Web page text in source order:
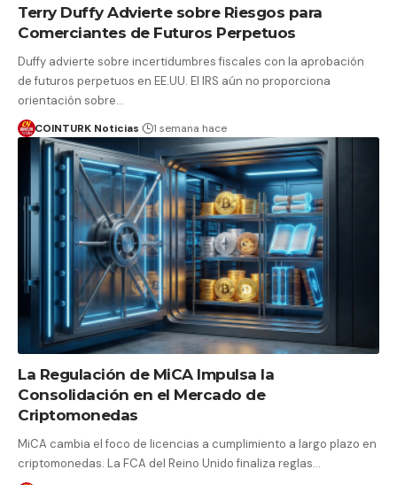
Terry Duffy Advierte sobre Riesgos para
Comerciantes de Futuros Perpetuos
Duffy advierte sobre incertidumbres fiscales con la aprobación
de futuros perpetuos en EE.UU. El IRS aún no proporciona
orientación sobre…
COINTURK Noticias 1 semana hace
La Regulación de MiCA Impulsa la
Consolidación en el Mercado de
Criptomonedas
MiCA cambia el foco de licencias a cumplimiento a largo plazo en
criptomonedas. La FCA del Reino Unido finaliza reglas…